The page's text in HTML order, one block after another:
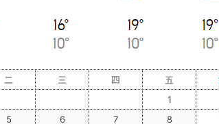
二 三 四 五
1
5 6 7 8